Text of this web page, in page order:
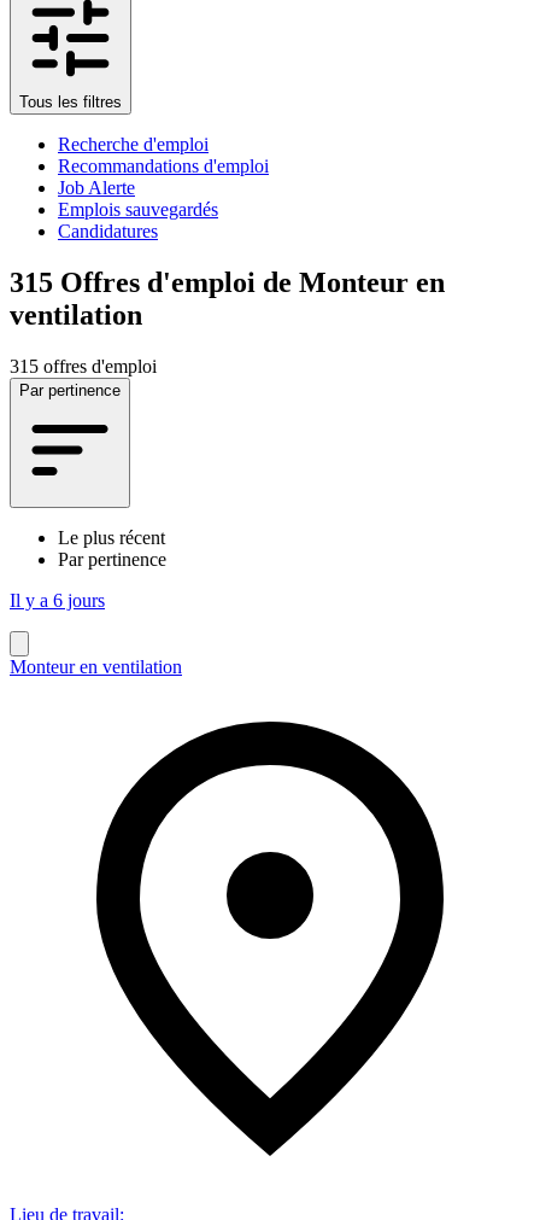
Tous les filtres
Recherche d'emploi
Recommandations d'emploi
Job Alerte
Emplois sauvegardés
Candidatures
315 Offres d'emploi de Monteur en
ventilation
315 offres d'emploi
Par pertinence
Le plus récent
Par pertinence
Il y a 6 jours
Monteur en ventilation
Lieu de travail: